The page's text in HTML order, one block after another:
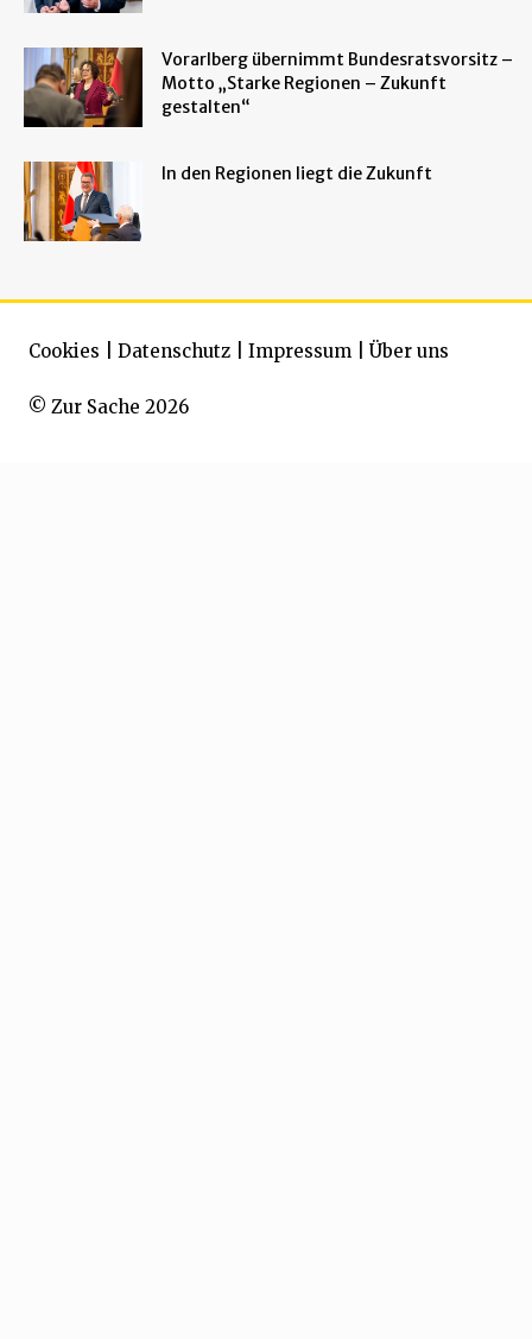
Vorarlberg übernimmt Bundesratsvorsitz –
Motto „Starke Regionen – Zukunft
gestalten“
In den Regionen liegt die Zukunft
© Zur Sache 2026
Cookies Datenschutz Impressum Über uns